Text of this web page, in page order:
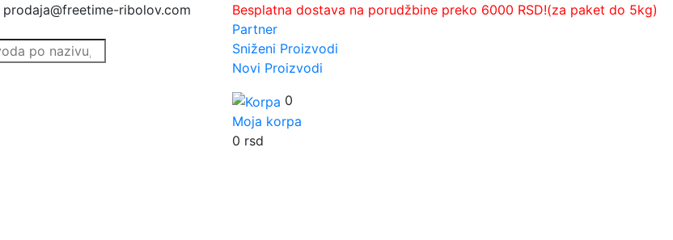
prodaja@freetime-ribolov.com
Besplatna dostava na porudžbine preko 6000 RSD!(za paket do 5kg)
Partner
Sniženi Proizvodi
Novi Proizvodi
0
Moja korpa
0 rsd